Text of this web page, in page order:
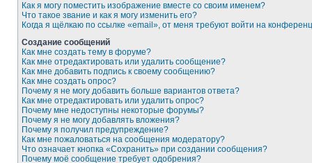
Как я могу поместить изображение вместе со своим именем?
Что такое звание и как я могу изменить его?
Когда я щёлкаю по ссылке «email», от меня требуют войти на
Создание сообщений
Как мне создать тему в форуме?
Как мне отредактировать или удалить сообщение?
Как мне добавить подпись к своему сообщению?
Как мне создать опрос?
Почему я не могу добавить больше вариантов ответа?
Как мне отредактировать или удалить опрос?
Почему мне недоступны некоторые форумы?
Почему я не могу добавлять вложения?
Почему я получил предупреждение?
Как мне пожаловаться на сообщения модератору?
Что означает кнопка «Сохранить» при создании сообщения?
Почему моё сообщение требует одобрения?